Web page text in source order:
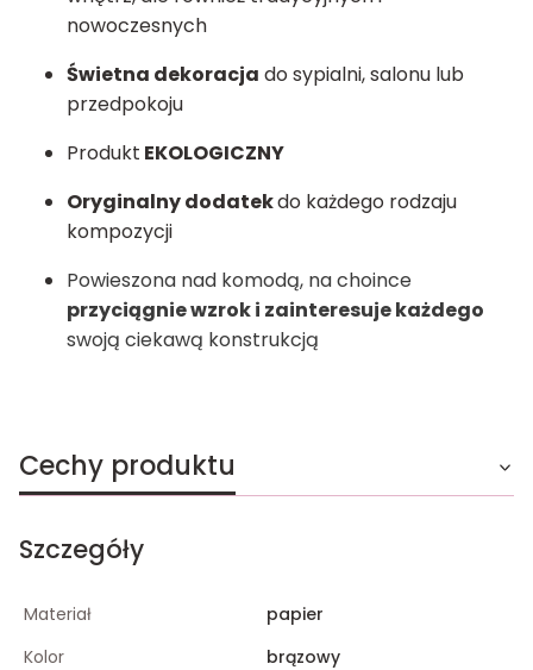
nowoczesnych
Świetna dekoracja do sypialni, salonu lub
przedpokoju
Produkt EKOLOGICZNY
Oryginalny dodatekdo każdego rodzaju
kompozycji
Powieszona nad komodą, na choince
przyciągnie wzrok i zainteresuje każdego
swoją ciekawą konstrukcją
Cechy produktu
Szczegóły
Materiał
papier
Kolor
brązowy